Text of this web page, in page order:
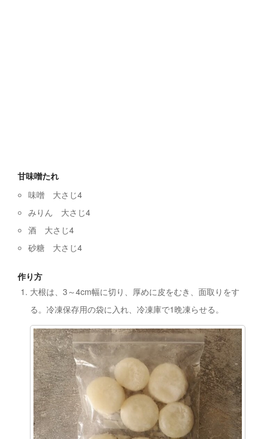
甘味噌たれ
味噌 大さじ4
みりん 大さじ4
酒 大さじ4
砂糖 大さじ4
作り方
大根は、3～4cm幅に切り、厚めに皮をむき、面取りをす
る。冷凍保存用の袋に入れ、冷凍庫で1晩凍らせる。